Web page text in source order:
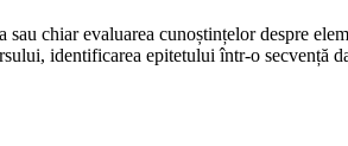
chiar evaluarea cunoștințelor despre
identificarea epitetului într-o secvență